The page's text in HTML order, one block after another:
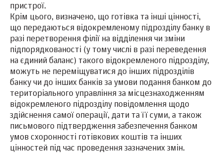
пристрої.
Крім цього, визначено, що готівка та інші цінності,
що передаються відокремленому підрозділу банку в
разі перетворення філії на відділення чи зміни
підпорядкованості (у тому числі в разі переведення
на єдиний баланс) такого відокремленого підрозділу,
можуть не переміщуватися до інших підрозділів
банку чи до інших банків за умови подання банком до
територіального управління за місцезнаходженням
відокремленого підрозділу повідомлення щодо
здійснення самої операції, дати та її суми, а також
письмового підтвердження забезпечення банком
умов схоронності готівкових коштів та інших
цінностей під час проведення зазначених змін.